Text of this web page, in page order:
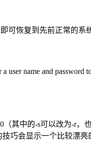
可恢复到先前正常的系
name and password
其中的-s可以改为-r
巧会显示一个比较漂